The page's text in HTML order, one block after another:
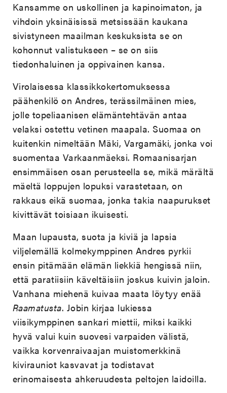
Kansamme on uskollinen ja kapinoimaton, ja
vihdoin yksinäisissä metsissään kaukana
sivistyneen maailman keskuksista se on
kohonnut valistukseen – se on siis
tiedonhaluinen ja oppivainen kansa.
Virolaisessa klassikkokertomuksessa
päähenkilö on Andres, terässilmäinen mies,
jolle topeliaanisen elämäntehtävän antaa
velaksi ostettu vetinen maapala. Suomaa on
kuitenkin nimeltään Mäki, Vargamäki, jonka voi
suomentaa Varkaanmäeksi. Romaanisarjan
ensimmäisen osan perusteella se, mikä märältä
mäeltä loppujen lopuksi varastetaan, on
rakkaus eikä suomaa, jonka takia naapurukset
kivittävät toisiaan ikuisesti.
Maan lupausta, suota ja kiviä ja lapsia
viljelemällä kolmekymppinen Andres pyrkii
ensin pitämään elämän liekkiä hengissä niin,
että paratiisiin käveltäisiin joskus kuivin jaloin.
Vanhana miehenä kuivaa maata löytyy enää
Raamatusta. Jobin kirjaa lukiessa
viisikymppinen sankari miettii, miksi kaikki
hyvä valui kuin suovesi varpaiden välistä,
vaikka korvenraivaajan muistomerkkinä
kivirauniot kasvavat ja todistavat
erinomaisesta ahkeruudesta peltojen laidoilla.